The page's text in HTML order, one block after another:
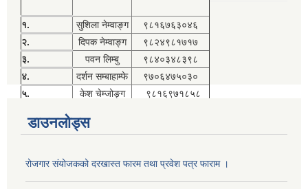
१. सुशिला नेम्वाङ्ग
९८१६७६३०४६
२.
दिपक नेम्वाङ्ग
९८२४९८१७१७
३.
पवन लिम्बु
९८४०३४८३९८
४.
दर्शन सम्बाहाम्फे
९७०६४७५०३०
५.
केश चेम्जोङ्ग ९८१६९७१८५८
डाउनलोड्स
रोजगार संयोजकको दरखास्त फारम तथा प्रवेश पत्र फाराम ।